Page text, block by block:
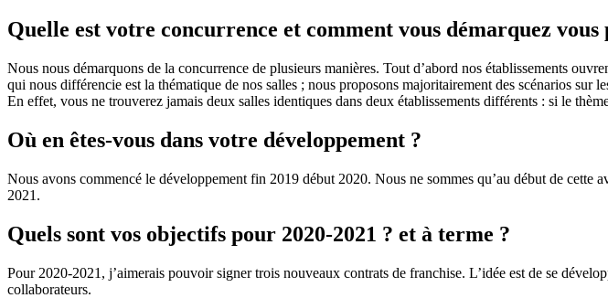
Quelle est votre concurrence et comment vous démarquez
Nous nous démarquons de la concurrence de plusieurs manières. Tout d’abord nos établissements
qui nous différencie est la thématique de nos salles ; nous proposons majoritairement des scénarios sur
En effet, vous ne trouverez jamais deux salles identiques dans deux établissements différents : si le
Où en êtes-vous dans votre développement ?
Nous avons commencé le développement fin 2019 début 2020. Nous ne sommes qu’au début de
2021.
Quels sont vos objectifs pour 2020-2021 ? et à terme ?
Pour 2020-2021, j’aimerais pouvoir signer trois nouveaux contrats de franchise. L’idée est de se
collaborateurs.